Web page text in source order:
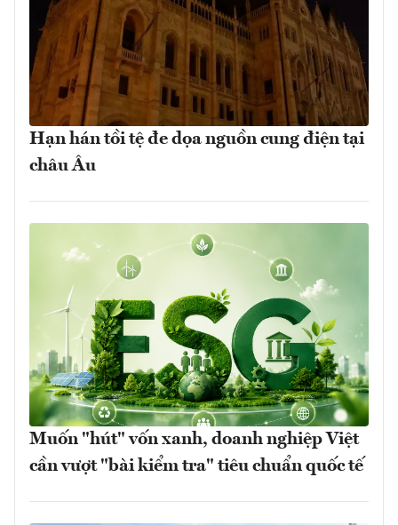
Hạn hán tồi tệ đe dọa nguồn cung điện tại
châu Âu
Muốn "hút" vốn xanh, doanh nghiệp Việt
cần vượt "bài kiểm tra" tiêu chuẩn quốc tế